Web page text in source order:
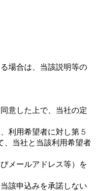
場合は、当該説明等の
意した上で、当社の定
利⽤希望者に対し第 5
、当社と当該利⽤希望者
メールアドレス等）を
該申込みを承諾しない